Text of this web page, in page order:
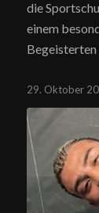
die
einem
Begeisterten
29. Oktober